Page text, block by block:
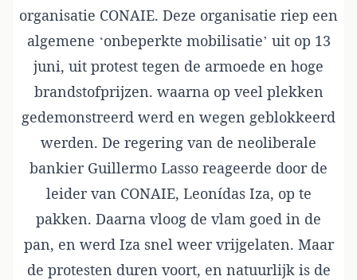
organisatie CONAIE. Deze organisatie riep een
algemene ‘onbeperkte mobilisatie’ uit op 13
juni, uit protest tegen de armoede en hoge
brandstofprijzen. waarna op veel plekken
gedemonstreerd werd en wegen geblokkeerd
werden. De regering van de neoliberale
bankier Guillermo Lasso reageerde door de
leider van CONAIE, Leonídas Iza, op te
pakken. Daarna vloog de vlam goed in de
pan, en werd Iza snel weer vrijgelaten. Maar
de protesten duren voort, en natuurlijk is de